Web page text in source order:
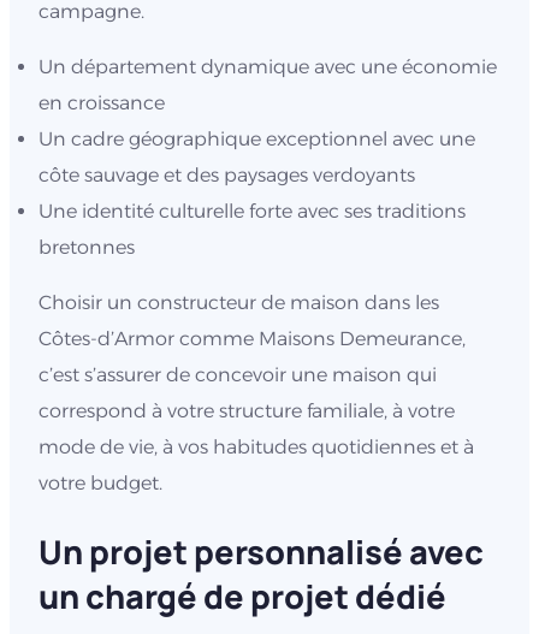
campagne.
Un département dynamique avec une économie
en croissance
Un cadre géographique exceptionnel avec une
côte sauvage et des paysages verdoyants
Une identité culturelle forte avec ses traditions
bretonnes
Choisir un constructeur de maison dans les
Côtes-d’Armor comme Maisons Demeurance,
c’est s’assurer de concevoir une maison qui
correspond à votre structure familiale, à votre
mode de vie, à vos habitudes quotidiennes et à
votre budget.
Un projet personnalisé avec
un chargé de projet dédié